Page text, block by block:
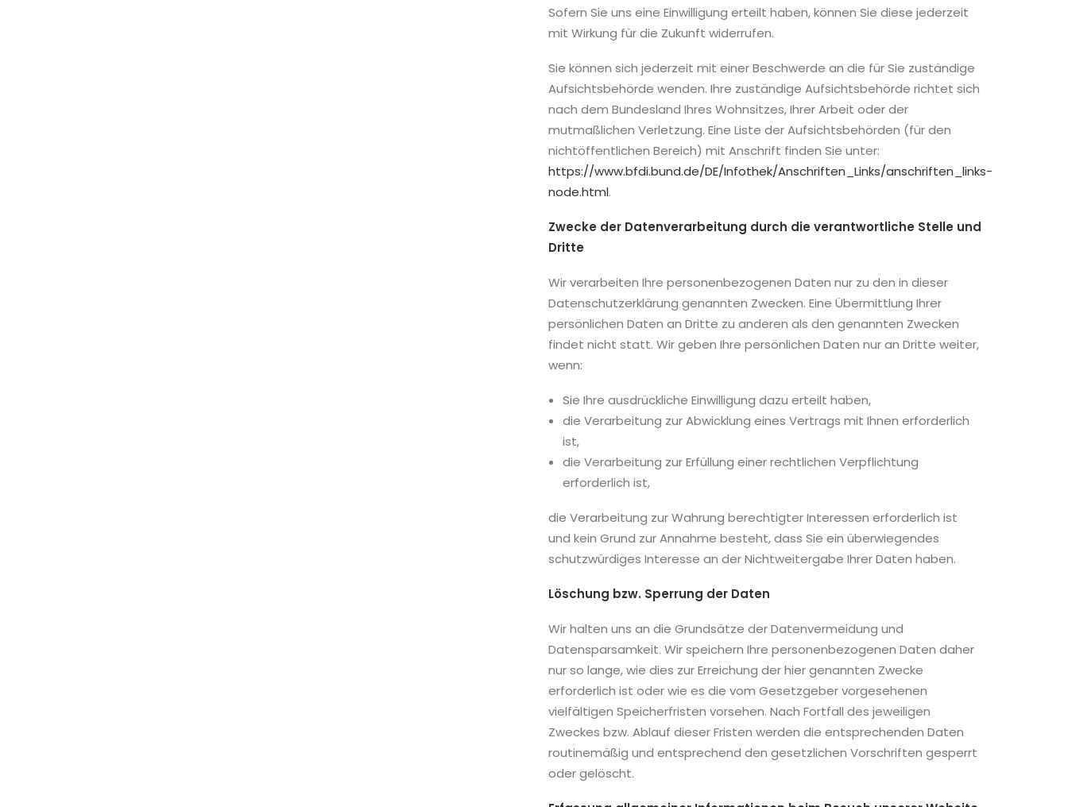
Sofern Sie uns eine Einwilligung erteilt haben, können Sie diese jederzeit
mit Wirkung für die Zukunft widerrufen.
Sie können sich jederzeit mit einer Beschwerde an die für Sie zuständige
Aufsichtsbehörde wenden. Ihre zuständige Aufsichtsbehörde richtet sich
nach dem Bundesland Ihres Wohnsitzes, Ihrer Arbeit oder der
mutmaßlichen Verletzung. Eine Liste der Aufsichtsbehörden (für den
nichtöffentlichen Bereich) mit Anschrift finden Sie unter:
https://www.bfdi.bund.de/DE/Infothek/Anschriften_Links/anschriften_links-
node.html.
Zwecke der Datenverarbeitung durch die verantwortliche Stelle und
Dritte
Wir verarbeiten Ihre personenbezogenen Daten nur zu den in dieser
Datenschutzerklärung genannten Zwecken. Eine Übermittlung Ihrer
persönlichen Daten an Dritte zu anderen als den genannten Zwecken
findet nicht statt. Wir geben Ihre persönlichen Daten nur an Dritte weiter,
wenn:
Sie Ihre ausdrückliche Einwilligung dazu erteilt haben,
die Verarbeitung zur Abwicklung eines Vertrags mit Ihnen erforderlich
ist,
die Verarbeitung zur Erfüllung einer rechtlichen Verpflichtung
erforderlich ist,
die Verarbeitung zur Wahrung berechtigter Interessen erforderlich ist
und kein Grund zur Annahme besteht, dass Sie ein überwiegendes
schutzwürdiges Interesse an der Nichtweitergabe Ihrer Daten haben.
Löschung bzw. Sperrung der Daten
Wir halten uns an die Grundsätze der Datenvermeidung und
Datensparsamkeit. Wir speichern Ihre personenbezogenen Daten daher
nur so lange, wie dies zur Erreichung der hier genannten Zwecke
erforderlich ist oder wie es die vom Gesetzgeber vorgesehenen
vielfältigen Speicherfristen vorsehen. Nach Fortfall des jeweiligen
Zweckes bzw. Ablauf dieser Fristen werden die entsprechenden Daten
routinemäßig und entsprechend den gesetzlichen Vorschriften gesperrt
oder gelöscht.